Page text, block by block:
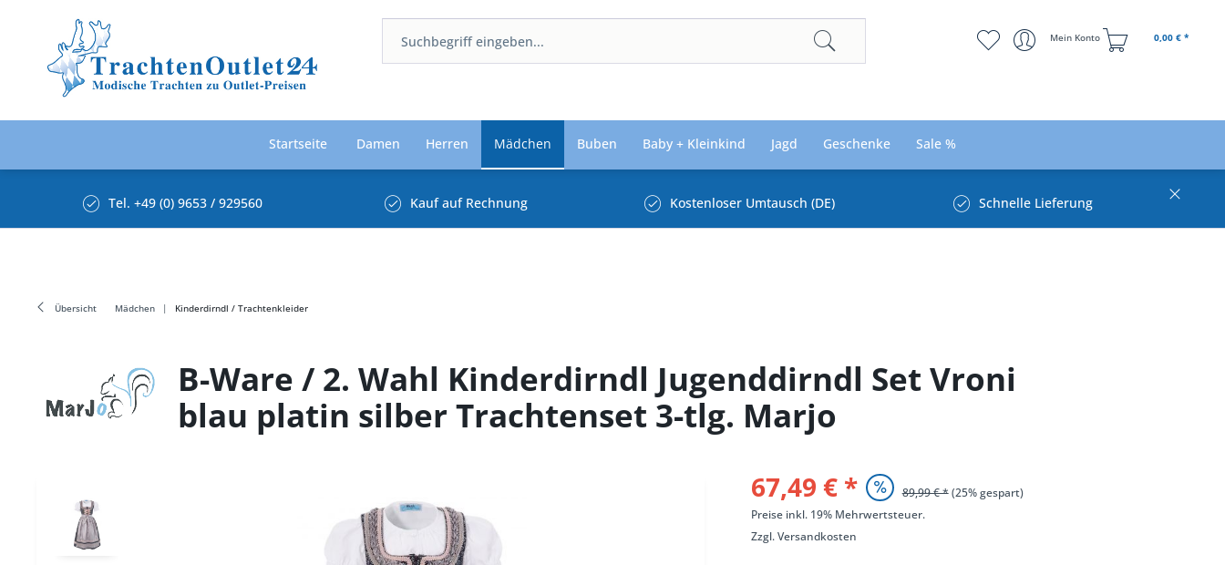
Mein Konto 0,00 € *
Startseite Damen Herren Mädchen Buben Baby + Kleinkind Jagd Geschenke Sale %
Tel. +49 (0) 9653 / 929560 Kauf auf Rechnung Kostenloser Umtausch (DE) Schnelle Lieferung
Übersicht Mädchen Kinderdirndl / Trachtenkleider
B-Ware / 2. Wahl Kinderdirndl Jugenddirndl Set Vroni
blau platin silber Trachtenset 3-tlg. Marjo
67,49 € * 89,99 € *(25% gespart)
Preise inkl. 19% Mehrwertsteuer.
Zzgl.Versandkosten